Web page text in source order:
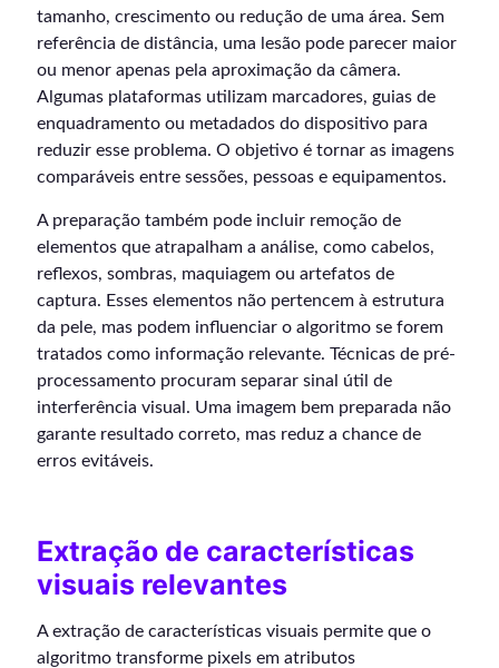
tamanho, crescimento ou redução de uma área. Sem
referência de distância, uma lesão pode parecer maior
ou menor apenas pela aproximação da câmera.
Algumas plataformas utilizam marcadores, guias de
enquadramento ou metadados do dispositivo para
reduzir esse problema. O objetivo é tornar as imagens
comparáveis entre sessões, pessoas e equipamentos.
A preparação também pode incluir remoção de
elementos que atrapalham a análise, como cabelos,
reflexos, sombras, maquiagem ou artefatos de
captura. Esses elementos não pertencem à estrutura
da pele, mas podem influenciar o algoritmo se forem
tratados como informação relevante. Técnicas de pré-
processamento procuram separar sinal útil de
interferência visual. Uma imagem bem preparada não
garante resultado correto, mas reduz a chance de
erros evitáveis.
Extração de características
visuais relevantes
A extração de características visuais permite que o
algoritmo transforme pixels em atributos